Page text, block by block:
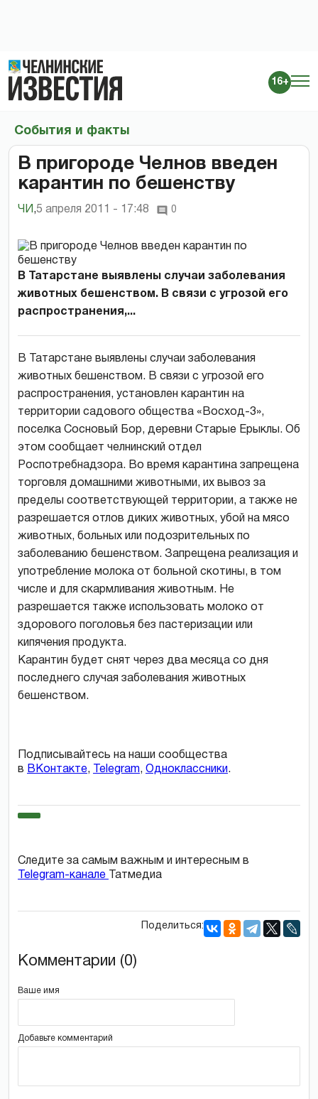
16+
События и факты
В пригороде Челнов введен
карантин по бешенству
ЧИ ,5 апреля 2011 - 17:48 0
В Татарстане выявлены случаи заболевания
животных бешенством. В связи с угрозой его
распространения,...
В Татарстане выявлены случаи заболевания
животных бешенством. В связи с угрозой его
распространения, установлен карантин на
территории садового общества «Восход-3»,
поселка Сосновый Бор, деревни Старые Ерыклы. Об
этом сообщает челнинский отдел
Роспотребнадзора. Во время карантина запрещена
торговля домашними животными, их вывоз за
пределы соответствующей территории, а также не
разрешается отлов диких животных, убой на мясо
животных, больных или подозрительных по
заболеванию бешенством. Запрещена реализация и
употребление молока от больной скотины, в том
числе и для скармливания животным. Не
разрешается также использовать молоко от
здорового поголовья без пастеризации или
кипячения продукта.
Карантин будет снят через два месяца со дня
последнего случая заболевания животных
бешенством.
Подписывайтесь на наши сообщества
в ВКонтакте, Telegram, Одноклассники.
Следите за самым важным и интересным в
Telegram-канале
Татмедиа
Поделиться:
Комментарии (0)
Ваше имя
Добавьте комментарий